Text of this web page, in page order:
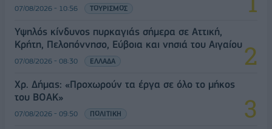
07/08/2026 - 10:56 ΤΟΥΡΙΣΜΟΣ
Υψηλός κίνδυνος πυρκαγιάς σήμερα σε Αττική,
Κρήτη, Πελοπόννησο, Εύβοια και νησιά του Αιγαίου
07/08/2026 - 08:30 ΕΛΛΑΔΑ
Χρ. Δήμας: «Προχωρούν τα έργα σε όλο το μήκος
του ΒΟΑΚ»
07/08/2026 - 09:50 ΠΟΛΙΤΙΚΗ